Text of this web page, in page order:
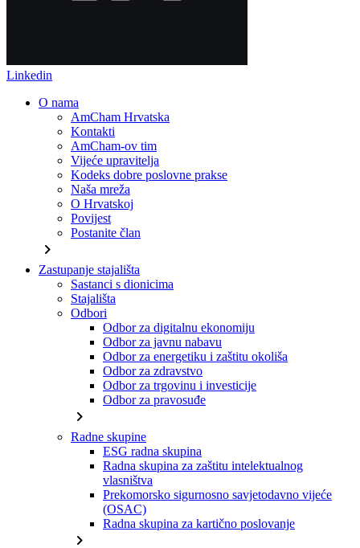
Linkedin
O nama
AmCham Hrvatska
Kontakti
AmCham-ov tim
Vijeće upravitelja
Kodeks dobre poslovne prakse
Naša mreža
O Hrvatskoj
Povijest
Postanite član
chevron_right
Zastupanje stajališta
Sastanci s dionicima
Stajališta
Odbori
Odbor za digitalnu ekonomiju
Odbor za javnu nabavu
Odbor za energetiku i zaštitu okoliša
Odbor za zdravstvo
Odbor za trgovinu i investicije
Odbor za pravosuđe
chevron_right
Radne skupine
ESG radna skupina
Radna skupina za zaštitu intelektualnog
vlasništva
Prekomorsko sigurnosno savjetodavno vijeće
(OSAC)
Radna skupina za kartično poslovanje
chevron_right